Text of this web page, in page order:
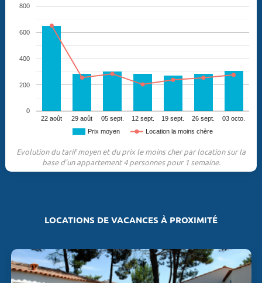
Prix moyen Location la moins chère
22 août 29 août 05 sept. 12 sept. 19 sept. 26 sept. 03 octo.
0
200
400
600
800
Evolution du tarif moyen et du prix le moins cher par location sur la
base d'un appartement 4 personnes pour 1 semaine.
LOCATIONS DE VACANCES À PROXIMITÉ